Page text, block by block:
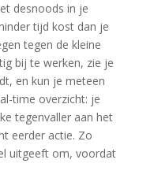
desnoods in je
tijd kost dan je
tegen de kleine
bij te werken, zie je
en kun je meteen
time overzicht: je
tegenvaller aan het
eerder actie. Zo
uitgeeft om, voordat